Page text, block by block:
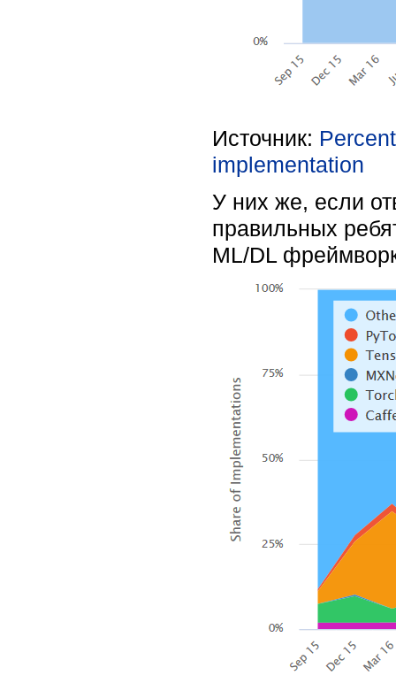
Источник:
implementation
У них же, если
правильных
ML/DL